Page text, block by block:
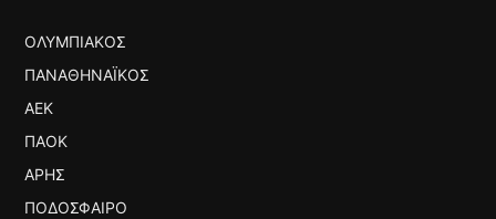
ΟΛΥΜΠΙΑΚΌΣ
ΠΑΝΑΘΗΝΑΪΚΌΣ
ΑΕΚ
ΠΑΟΚ
ΆΡΗΣ
ΠΟΔΌΣΦΑΙΡΟ